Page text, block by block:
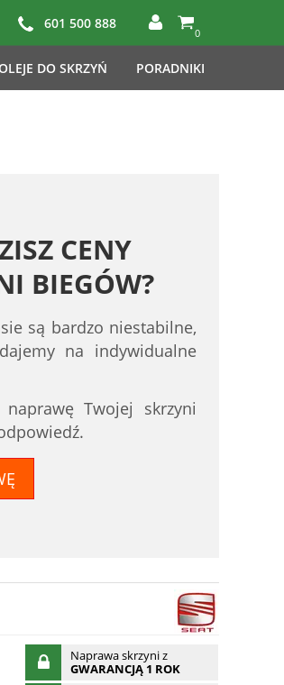
601 500 888
0
DO SKRZYŃ PORADNIKI
CENY
BIEGÓW?
są bardzo niestabilne,
na indywidualne
Twojej skrzyni
Naprawa skrzyni z
GWARANCJĄ 1 ROK